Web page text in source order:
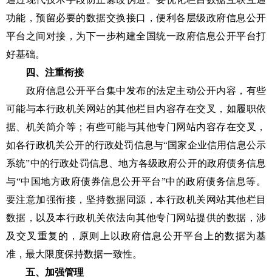
功能，预留必要的数据交换接口，便利各层级政府信息公开
平台之间对接，为下一步构建全国统一政府信息公开平台打
好基础。
四、注重衔接
政府信息公开平台集中发布的法定主动公开内容，有些
可能与本行政机关网站的其他栏目内容存在交叉，如履职依
据、机关简介等；有些可能与其他专门网站内容存在交叉，
如各行政机关公开的行政处罚信息与“国家企业信用信息公示
系统”中的行政处罚信息、地方各级政府公开的政府债务信息
与“中国地方政府债券信息公开平台”中的政府债务信息等。
要注意加强衔接，坚持数据同源，本行政机关网站其他栏目
数据，以及本行政机关依法向其他专门网站提供的数据，涉
及交叉重复的，原则上以政府信息公开平台上的数据为基
准，最大限度保持数据一致性。
五、加强管理